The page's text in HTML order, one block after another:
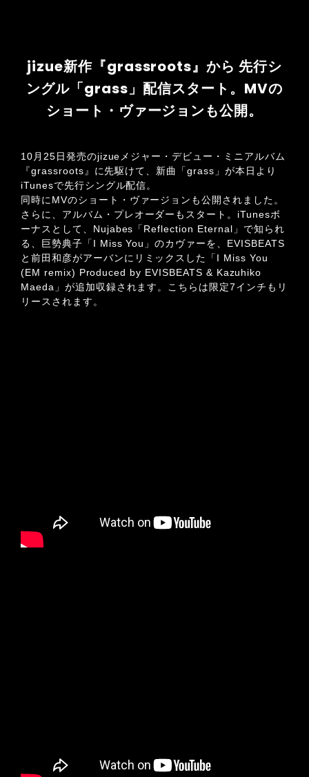
jizue新作『grassroots』から 先行シ
ングル「grass」配信スタート。MVの
ショート・ヴァージョンも公開。
10月25日発売のjizueメジャー・デビュー・ミニアルバム
『grassroots』に先駆けて、新曲「grass」が本日より
iTunesで先行シングル配信。
同時にMVのショート・ヴァージョンも公開されました。
さらに、アルバム・プレオーダーもスタート。iTunesボ
ーナスとして、Nujabes「Reflection Eternal」で知られ
る、巨勢典子「I Miss You」のカヴァーを、EVISBEATS
と前田和彦がアーバンにリミックスした「I Miss You
(EM remix) Produced by EVISBEATS & Kazuhiko
Maeda」が追加収録されます。こちらは限定7インチもリ
リースされます。